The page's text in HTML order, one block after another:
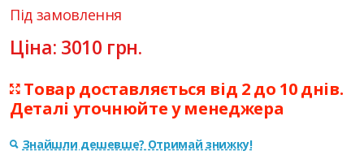
Під замовлення
Ціна: 3010 грн.
Товар доставляється від 2 до 10 днів.
Деталі уточнюйте у менеджера
Знайшли дешевше? Отримай знижку!